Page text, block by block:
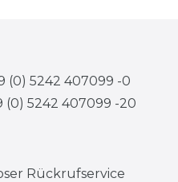
(0) 5242 407099 -0
(0) 5242 407099 -20
Rückrufservice